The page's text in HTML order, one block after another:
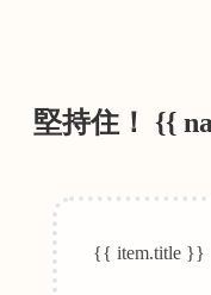
堅持住！ {{
{{ item.title }}